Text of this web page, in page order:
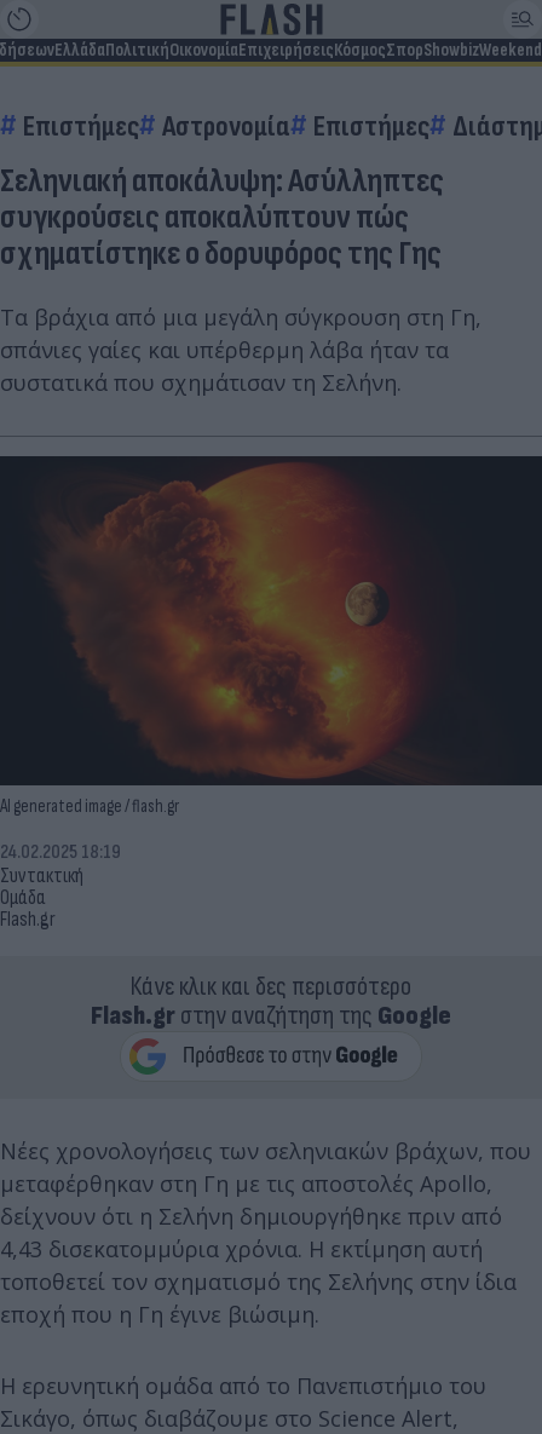
ΕλλάδαΠολιτικήΟικονομίαΕπιχειρήσειςΚόσμοςΣπορShowbizWeekend
Επιστήμες Αστρονομία Επιστήμες
Σεληνιακή αποκάλυψη: Ασύλληπτες
συγκρούσεις αποκαλύπτουν πώς
σχηματίστηκε ο δορυφόρος της Γης
Τα βράχια από μια μεγάλη σύγκρουση στη Γη,
σπάνιες γαίες και υπέρθερμη λάβα ήταν τα
συστατικά που σχημάτισαν τη Σελήνη.
AI generated image / flash.gr
Συντακτική
Ομάδα
Flash.gr
24.02.2025 18:19
Κάνε κλικ και δες περισσότερο
Flash.grστην αναζήτηση της Google
Νέες χρονολογήσεις των σεληνιακών βράχων, που
μεταφέρθηκαν στη Γη με τις αποστολές Apollo,
δείχνουν ότι η Σελήνη δημιουργήθηκε πριν από
4,43 δισεκατομμύρια χρόνια. Η εκτίμηση αυτή
τοποθετεί τον σχηματισμό της Σελήνης στην ίδια
εποχή που η Γη έγινε βιώσιμη.
Η ερευνητική ομάδα από το Πανεπιστήμιο του
Σικάγο, όπως διαβάζουμε στο Science Alert,